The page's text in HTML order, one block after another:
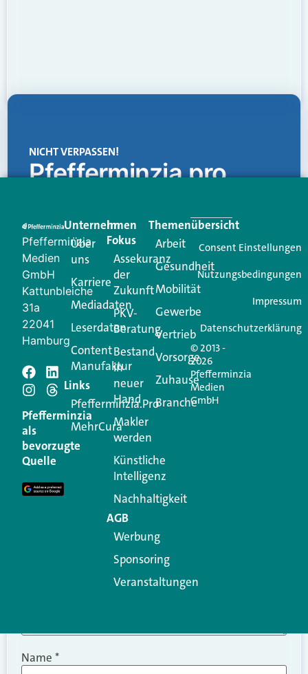
NICHT VERPASSEN!
Pfefferminzia.pro
Creator für Ihre Kundenkommunikation. Alles, was
Ihren Vertriebsalltag leichter macht. Mit nur einem
Login.
Jetzt anmelden
Schreiben Sie einen
Kommentar
Ihre E-Mail-Adresse wird nicht veröffentlicht.
Erforderliche Felder sind mit
Kommentar
Name *
Pfefferminzia
Medien
GmbH
Kattunbleiche
31a
22041
Hamburg
Pfefferminzia
als
bevorzugte
Quelle
Unternehmen
Über
uns
Karriere
Mediadaten
Leserdaten
Content
Manufaktur
Links
Pfefferminzia.Pro
MehrCura
Im
Fokus
Assekuranz
der
Zukunft
PKV-
Beratung
Bestand
in
neuer
Hand
Makler
werden
Künstliche
Intelligenz
Nachhaltigkeit
AGB
Werbung
Sponsoring
Veranstaltungen
Themenübersicht
Arbeit
Gesundheit
Mobilität
Gewerbe
Vertrieb
Vorsorge
Zuhause
Branche
© 2013 -
2026
Pfefferminzia
Medien
GmbH
Consent Einstellungen
Nutzungsbedingungen
Impressum
Datenschutzerklärung